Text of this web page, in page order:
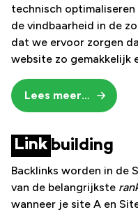
technisch
de vindbaarheid in de
dat we ervoor zorgen
website zo gemakkelijk
Lees meer…
Link building
Backlinks worden in de
van de belangrijkste
wanneer je site A en